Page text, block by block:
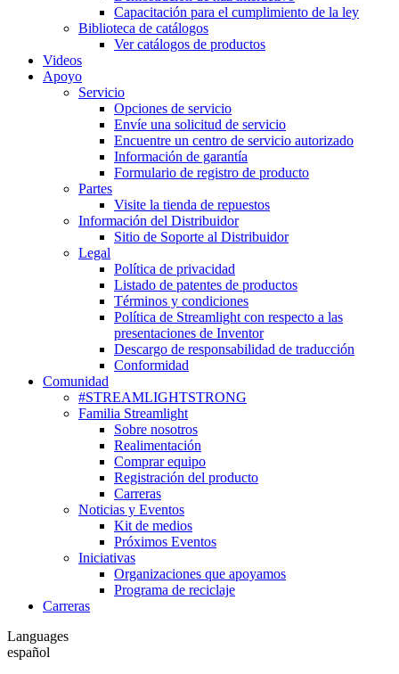
Capacitación para el cumplimiento de la ley
Biblioteca de catálogos
Ver catálogos de productos
Videos
Apoyo
Servicio
Opciones de servicio
Envíe una solicitud de servicio
Encuentre un centro de servicio autorizado
Información de garantía
Formulario de registro de producto
Partes
Visite la tienda de repuestos
Información del Distribuidor
Sitio de Soporte al Distribuidor
Legal
Política de privacidad
Listado de patentes de productos
Términos y condiciones
Política de Streamlight con respecto a las
presentaciones de Inventor
Descargo de responsabilidad de traducción
Conformidad
Comunidad
#STREAMLIGHTSTRONG
Familia Streamlight
Sobre nosotros
Realimentación
Comprar equipo
Registración del producto
Carreras
Noticias y Eventos
Kit de medios
Próximos Eventos
Iniciativas
Organizaciones que apoyamos
Programa de reciclaje
Carreras
Languages
español